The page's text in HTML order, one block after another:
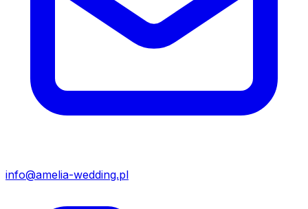
info@amelia-wedding.pl